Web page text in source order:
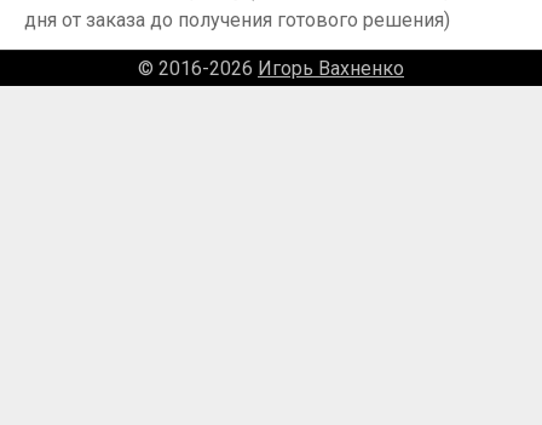
дня от заказа до получения готового решения)
© 2016-2026 Игорь Вахненко